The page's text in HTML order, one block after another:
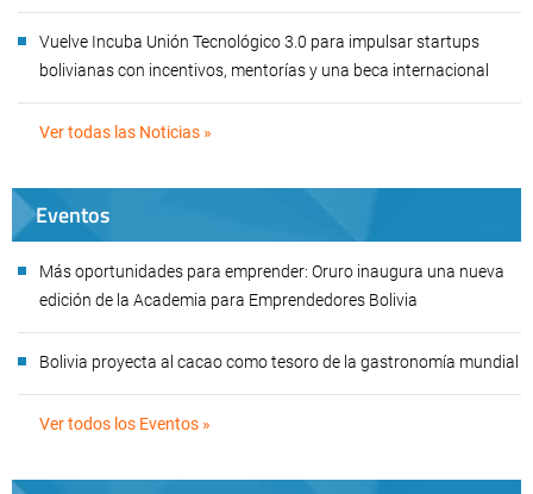
Vuelve Incuba Unión Tecnológico 3.0 para impulsar startups
bolivianas con incentivos, mentorías y una beca internacional
Ver todas las Noticias »
Eventos
Más oportunidades para emprender: Oruro inaugura una nueva
edición de la Academia para Emprendedores Bolivia
Bolivia proyecta al cacao como tesoro de la gastronomía mundial
Ver todos los Eventos »